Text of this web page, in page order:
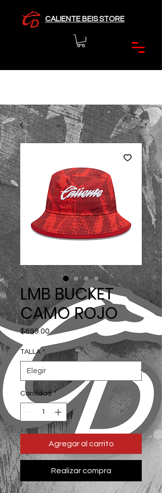
CALIENTE BEIS STORE
LMB BUCKET
CAMO ROJO
$699.00Precio
TALLA *
Cantidad *
Agregar al carrito
Realizar compra